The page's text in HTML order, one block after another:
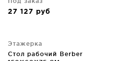
27 127 руб
Этажерка
Стол рабочий Berber